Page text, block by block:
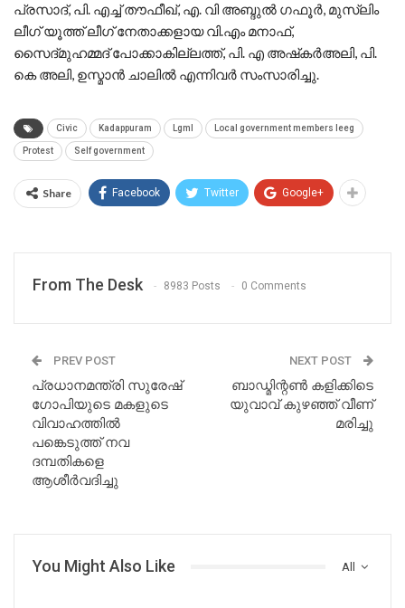
പ്രസാദ്, പി. എച്ച് തൗഫീഖ്, എ. വി അബ്ദുൽ ഗഫൂർ, മുസ്‌ലിം
ലീഗ് യൂത്ത് ലീഗ് നേതാക്കളായ വി.എം മനാഫ്,
സൈദ്മുഹമ്മദ് പോക്കാകില്ലത്ത്, പി. എ അഷ്‌കർഅലി, പി.
കെ അലി, ഉസ്മാൻ ചാലിൽ എന്നിവർ സംസാരിച്ചു.
Civic Kadappuram Lgml Local government members leeg
Protest Self government
Share Facebook Twitter Google+
From The Desk 8983 Posts 0 Comments
PREV POST
പ്രധാനമന്ത്രി സുരേഷ്
ഗോപിയുടെ മകളുടെ
വിവാഹത്തിൽ
പങ്കെടുത്ത് നവ
ദമ്പതികളെ
ആശീർവദിച്ചു
NEXT POST
ബാഡ്മിന്റൺ കളിക്കിടെ
യുവാവ് കുഴഞ്ഞ് വീണ്
മരിച്ചു
All
You Might Also Like